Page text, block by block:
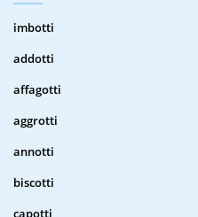
imbotti
addotti
affagotti
aggrotti
annotti
biscotti
capotti